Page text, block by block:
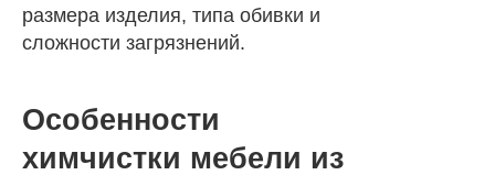
размера изделия, типа обивки и
сложности загрязнений.
Особенности
химчистки мебели из